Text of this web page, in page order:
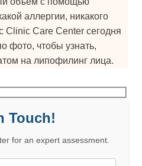
аллергии, никакого
Clinic Care Center сегодня
фото, чтобы узнать,
на липофилинг лица.
Touch!
for an expert assessment.